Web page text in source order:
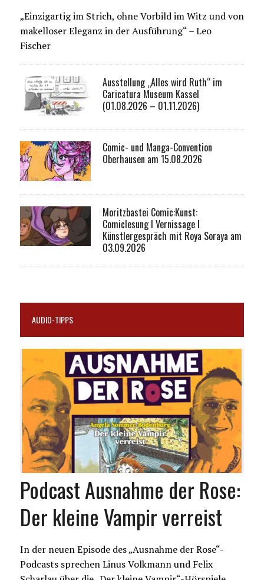
„Einzigartig im Strich, ohne Vorbild im Witz und von
makelloser Eleganz in der Ausführung“ – Leo
Fischer
Ausstellung „Alles wird Ruth“ im
Caricatura Museum Kassel
(01.08.2026 – 01.11.2026)
Comic- und Manga-Convention
Oberhausen am 15.08.2026
Moritzbastei Comic:Kunst:
Comiclesung I Vernissage I
Künstlergespräch mit Roya Soraya am
03.09.2026
AUDIO-TIPPS
Podcast Ausnahme der Rose:
Der kleine Vampir verreist
In der neuen Episode des „Ausnahme der Rose“-
Podcasts sprechen Linus Volkmann und Felix